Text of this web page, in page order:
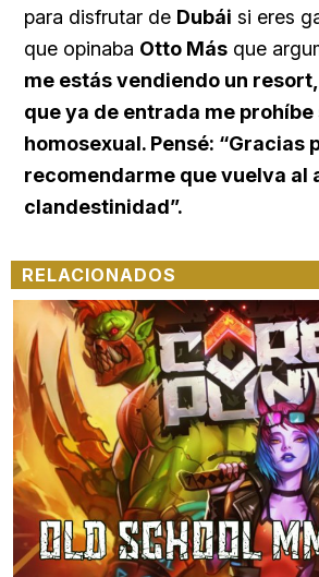
para disfrutar de Dubái si eres
que opinaba Otto Más que
me estás vendiendo un
que ya de entrada me prohíbe
homosexual. Pensé: “Gracias
recomendarme que vuelva al
clandestinidad”.
RELACIONADOS